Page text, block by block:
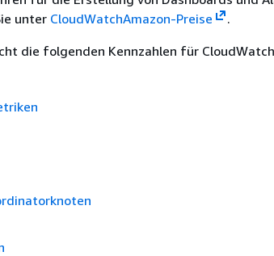
unter CloudWatchAmazon-Preise
.
die folgenden Kennzahlen für